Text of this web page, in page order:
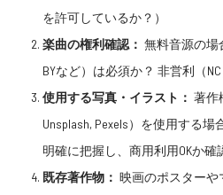
を許可しているか？）
楽曲の権利確認： 無料音源の場
BYなど）は必須か？ 非営利（
使用する写真・イラスト： 著作
Unsplash, Pexels）を使用する
明確に把握し、商用利用OKか確
既存著作物： 映画のポスターや